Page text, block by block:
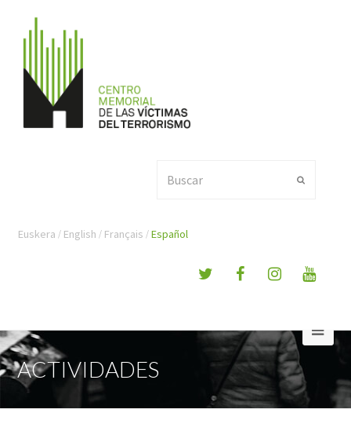
Enviar
Euskera English Français Español
ACTIVIDADES